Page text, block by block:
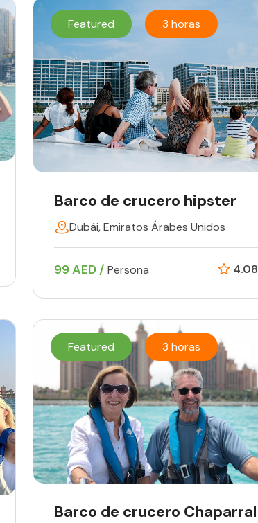
Featured 3 horas
Barco de crucero hipster
Dubái, Emiratos Árabes Unidos
99 AED / Persona 4.08
Featured 3 horas
Barco de crucero Chaparral